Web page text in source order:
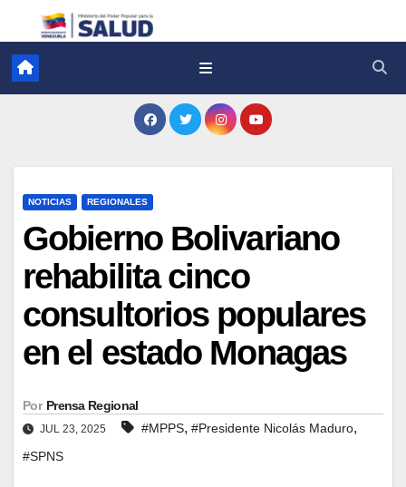
NOTICIAS REGIONALES
Gobierno Bolivariano
rehabilita cinco
consultorios populares
en el estado Monagas
Por Prensa Regional
JUL 23, 2025 #MPPS, #Presidente Nicolás Maduro,
#SPNS